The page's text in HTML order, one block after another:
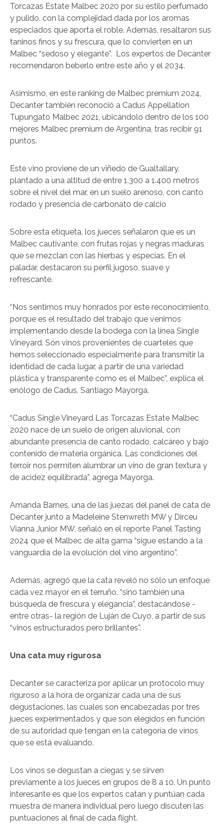
Torcazas Estate Malbec 2020 por su estilo perfumado
y pulido, con la complejidad dada por los aromas
especiados que aporta el roble. Además, resaltaron sus
taninos finos y su frescura, que lo convierten en un
Malbec “sedoso y elegante”. Los expertos de Decanter
recomendaron beberlo entre este año y el 2034.
Asimismo, en este ranking de Malbec premium 2024,
Decanter también reconoció a Cadus Appellation
Tupungato Malbec 2021, ubicándolo dentro de los 100
mejores Malbec premium de Argentina, tras recibir 91
puntos.
Este vino proviene de un viñedo de Gualtallary,
plantado a una altitud de entre 1.300 a 1.400 metros
sobre el nivel del mar, en un suelo arenoso, con canto
rodado y presencia de carbonato de calcio
Sobre esta etiqueta, los jueces señalaron que es un
Malbec cautivante, con frutas rojas y negras maduras
que se mezclan con las hierbas y especias. En el
paladar, destacaron su perfil jugoso, suave y
refrescante.
“Nos sentimos muy honrados por este reconocimiento,
porque es el resultado del trabajo que venimos
implementando desde la bodega con la línea Single
Vineyard. Son vinos provenientes de cuarteles que
hemos seleccionado especialmente para transmitir la
identidad de cada lugar, a partir de una variedad
plástica y transparente como es el Malbec”, explica el
enólogo de Cadus, Santiago Mayorga.
“Cadus Single Vineyard Las Torcazas Estate Malbec
2020 nace de un suelo de origen aluvional, con
abundante presencia de canto rodado, calcáreo y bajo
contenido de materia orgánica. Las condiciones del
terroir nos permiten alumbrar un vino de gran textura y
de acidez equilibrada”, agrega Mayorga.
Amanda Barnes, una de las juezas del panel de cata de
Decanter junto a Madeleine Stenwreth MW y Dirceu
Vianna Junior MW, señaló en el reporte Panel Tasting
2024 que el Malbec de alta gama “sigue estando a la
vanguardia de la evolución del vino argentino”.
Además, agregó que la cata reveló no sólo un enfoque
cada vez mayor en el terruño, “sino también una
búsqueda de frescura y elegancia”, destacándose -
entre otras- la región de Luján de Cuyo, a partir de sus
“vinos estructurados pero brillantes”.
Una cata muy rigurosa
Decanter se caracteriza por aplicar un protocolo muy
riguroso a la hora de organizar cada una de sus
degustaciones, las cuales son encabezadas por tres
jueces experimentados y que son elegidos en función
de su autoridad que tengan en la categoría de vinos
que se está evaluando.
Los vinos se degustan a ciegas y se sirven
previamente a los jueces en grupos de 8 a 10. Un punto
interesante es que los expertos catan y puntúan cada
muestra de manera individual pero luego discuten las
puntuaciones al final de cada flight.